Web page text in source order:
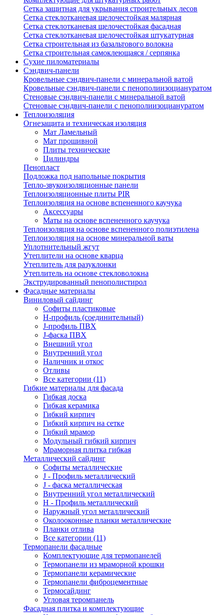
Сетка защитная для укрывания строительных лесов
Сетка стеклотканевая щелочестойкая малярная
Сетка стеклотканевая щелочестойкая фасадная
Сетка стеклотканевая щелочестойкая штукатурная
Сетка строительная из базальтового волокна
Сетка строительная самоклеющаяся / серпянка
Сухие пиломатериалы
Сэндвич-панели
Кровельные сэндвич-панели с минеральной ватой
Кровельные сэндвич-панели с пенополиизоциануратом
Стеновые сэндвич-панели с минеральной ватой
Стеновые сэндвич-панели с пенополиизоциануратом
Теплоизоляция
Огнезащита и техническая изоляция
Мат Ламельный
Мат прошивной
Плиты технические
Цилиндры
Пенопласт
Подложка под напольные покрытия
Тепло-звукоизоляционные панели
Теплоизоляционные плиты PIR
Теплоизоляция на основе вспененного каучука
Аксессуары
Маты на основе вспененного каучука
Теплоизоляция на основе вспененного полиэтилена
Теплоизоляция на основе минеральной ваты
Уплотнительный жгут
Утеплители на основе кварца
Утеплитель для разуклонки
Утеплитель на основе стекловолокна
Экструдированный пенополистирол
Фасадные материалы
Виниловый сайдинг
Cофиты пластиковые
H-профиль (соединительный)
J-профиль ПВХ
J-фаска ПВХ
Внешний угол
Внутренний угол
Наличник и откос
Отливы
Все категории (11)
Гибкие материалы для фасада
Гибкая доска
Гибкая керамика
Гибкий кирпич
Гибкий кирпич на сетке
Гибкий мрамор
Модульный гибкий кирпич
Мраморная плитка гибкая
Металлический сайдинг
Cофиты металлические
J - Профиль металлический
J - фаска металлическая
Внутренний угол металлический
Н - Профиль металлический
Наружный угол металлический
Околооконные планки металлические
Планки отлива
Все категории (11)
Термопанели фасадные
Комплектующие для термопанелей
Термопанели из мраморной крошки
Термопанели керамические
Термопанели фиброцементные
Термосайдинг
Угловая теромпанель
Фасадная плитка и комплектующие